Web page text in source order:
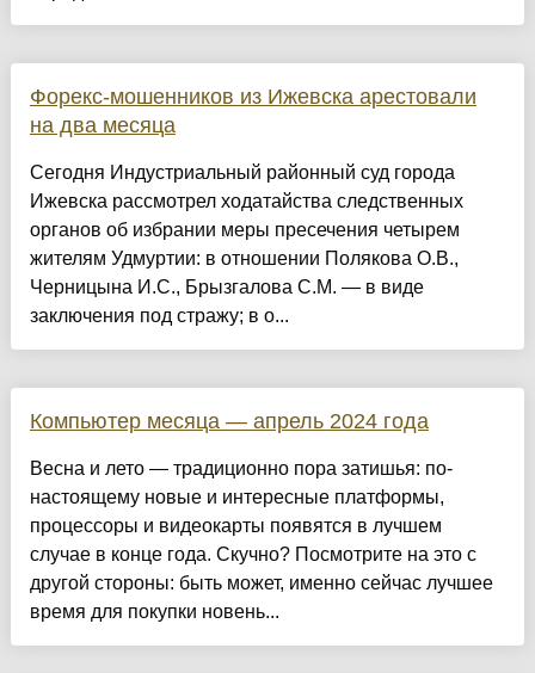
Форекс-мошенников из Ижевска арестовали
на два месяца
Сегодня Индустриальный районный суд города
Ижевска рассмотрел ходатайства следственных
органов об избрании меры пресечения четырем
жителям Удмуртии: в отношении Полякова О.В.,
Черницына И.С., Брызгалова С.М. — в виде
заключения под стражу; в о...
Компьютер месяца — апрель 2024 года
Весна и лето — традиционно пора затишья: по-
настоящему новые и интересные платформы,
процессоры и видеокарты появятся в лучшем
случае в конце года. Скучно? Посмотрите на это с
другой стороны: быть может, именно сейчас лучшее
время для покупки новень...